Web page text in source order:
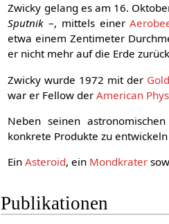
Zwicky gelang es am 16.
Sputnik –, mittels einer
etwa einem Zentimeter
er nicht mehr auf die Erde
Zwicky wurde 1972 mit der
war er Fellow derAmerican
Neben seinen
konkrete Produkte zu
EinAsteroid, ein Mondkrater
Publikationen